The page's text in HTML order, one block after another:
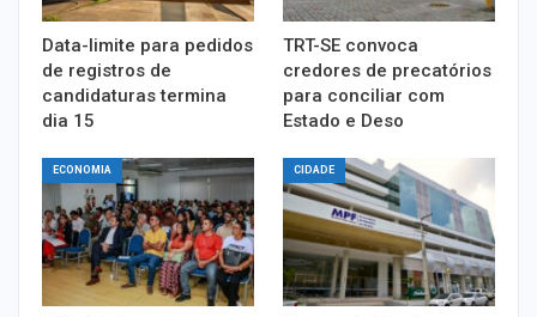
Data-limite para pedidos
de registros de
candidaturas termina
dia 15
TRT-SE convoca
credores de precatórios
para conciliar com
Estado e Deso
ECONOMIA CIDADE